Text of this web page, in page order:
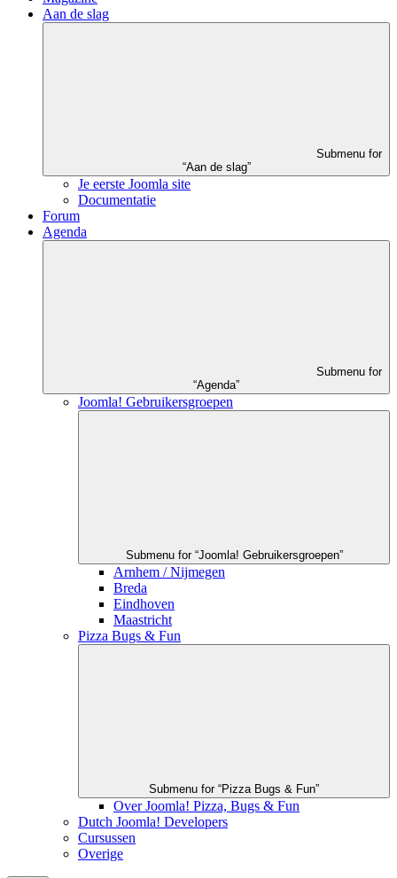
Aan de slag
Submenu for
“Aan de slag”
Je eerste Joomla site
Documentatie
Forum
Agenda
Submenu for
“Agenda”
Joomla! Gebruikersgroepen
Submenu for “Joomla! Gebruikersgroepen”
Arnhem / Nijmegen
Breda
Eindhoven
Maastricht
Pizza Bugs & Fun
Submenu for “Pizza Bugs & Fun”
Over Joomla! Pizza, Bugs & Fun
Dutch Joomla! Developers
Cursussen
Overige